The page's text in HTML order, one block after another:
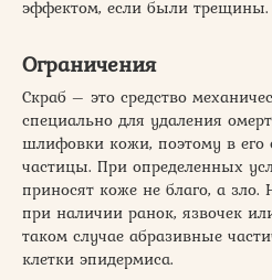
эффектом, если были трещины.
Ограничения
Скраб – это средство
специально для удаления
шлифовки кожи, поэтому в его
частицы. При определенных
приносят коже не благо, а зло.
при наличии ранок, язвочек
таком случае абразивные
клетки эпидермиса.